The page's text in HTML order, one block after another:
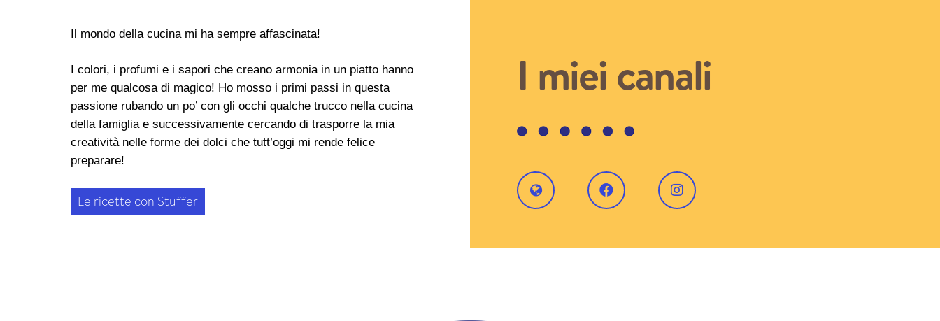
Il mondo della cucina mi ha sempre affascinata!
I colori, i profumi e i sapori che creano armonia in un piatto hanno
per me qualcosa di magico! Ho mosso i primi passi in questa
passione rubando un po’ con gli occhi qualche trucco nella cucina
della famiglia e successivamente cercando di trasporre la mia
creatività nelle forme dei dolci che tutt’oggi mi rende felice
preparare!
Le ricette con Stuffer
I miei canali